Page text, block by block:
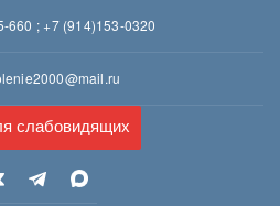
660 ;+7 (914)153-0320
слабовидящих